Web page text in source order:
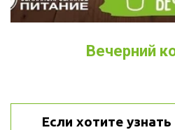
Вечерний
Если хотите